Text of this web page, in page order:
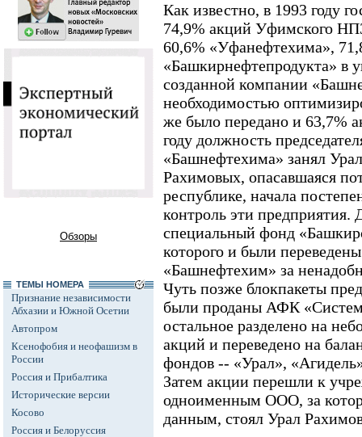
Обзоры
ТЕМЫ НОМЕРА
Признание независимости
Абхазии и Южной Осетии
Автопром
Ксенофобия и неофашизм в
России
Россия и Прибалтика
Исторические версии
Косово
Россия и Белоруссия
Как известно, в 1993 году
74,9% акций Уфимского
60,6% «Уфанефтехима»,
«Башкирнефтепродукта» в
созданной компании
необходимостью
же было передано и 63,7%
году должность
«Башнефтехима» занял
Рахимовых, опасавшаяся
республике, начала
контроль эти предприятия.
специальный фонд
которого и были
«Башнефтехим» за
Чуть позже блокпакеты
были проданы АФК
остальное разделено на
акций и переведено на
фондов -- «Урал»,
Затем акции перешли к
одноименным ООО, за
данным, стоял Урал